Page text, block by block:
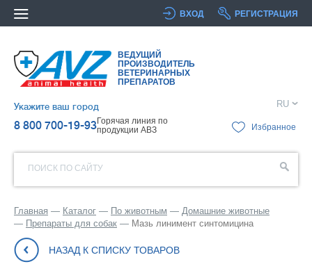
ВХОД РЕГИСТРАЦИЯ
ВЕДУЩИЙ
ПРОИЗВОДИТЕЛЬ
ВЕТЕРИНАРНЫХ
ПРЕПАРАТОВ
Укажите ваш город
8 800 700-19-93Горячая линия по
продукции АВЗ
RU
Избранное
ПОИСК ПО САЙТУ
Главная Каталог По животным
Домашние животные
Препараты для собак
Мазь линимент синтомицина
НАЗАД К СПИСКУ ТОВАРОВ